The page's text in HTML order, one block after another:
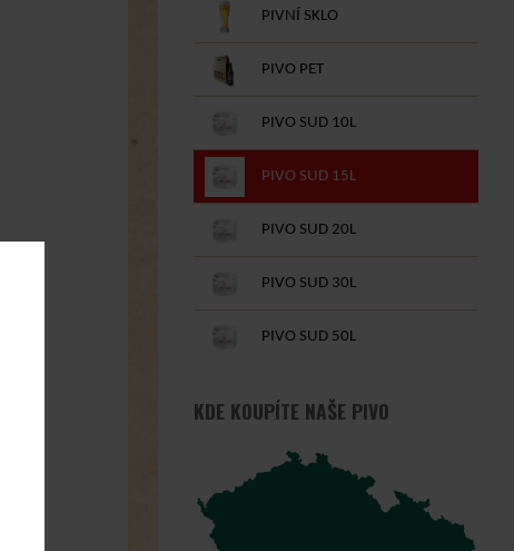
PIVNÍ SKLO
PIVO PET
PIVO SUD 10L
PIVO SUD 15L
PIVO SUD 20L
PIVO SUD 30L
PIVO SUD 50L
KDE KOUPÍTE NAŠE PIVO